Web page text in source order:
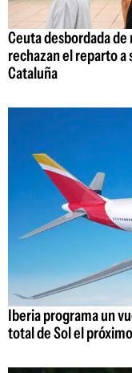
Ceuta desbordada de
rechazan el reparto a
Cataluña
Iberia programa un
total de Sol el